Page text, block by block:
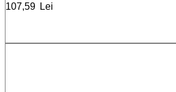
107,59 Lei